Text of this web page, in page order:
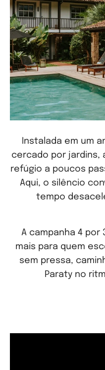
Instalada em um
cercado por jardins,
refúgio a poucos
Aqui, o silêncio
tempo
A campanha 4
mais para quem
sem pressa,
Paraty no